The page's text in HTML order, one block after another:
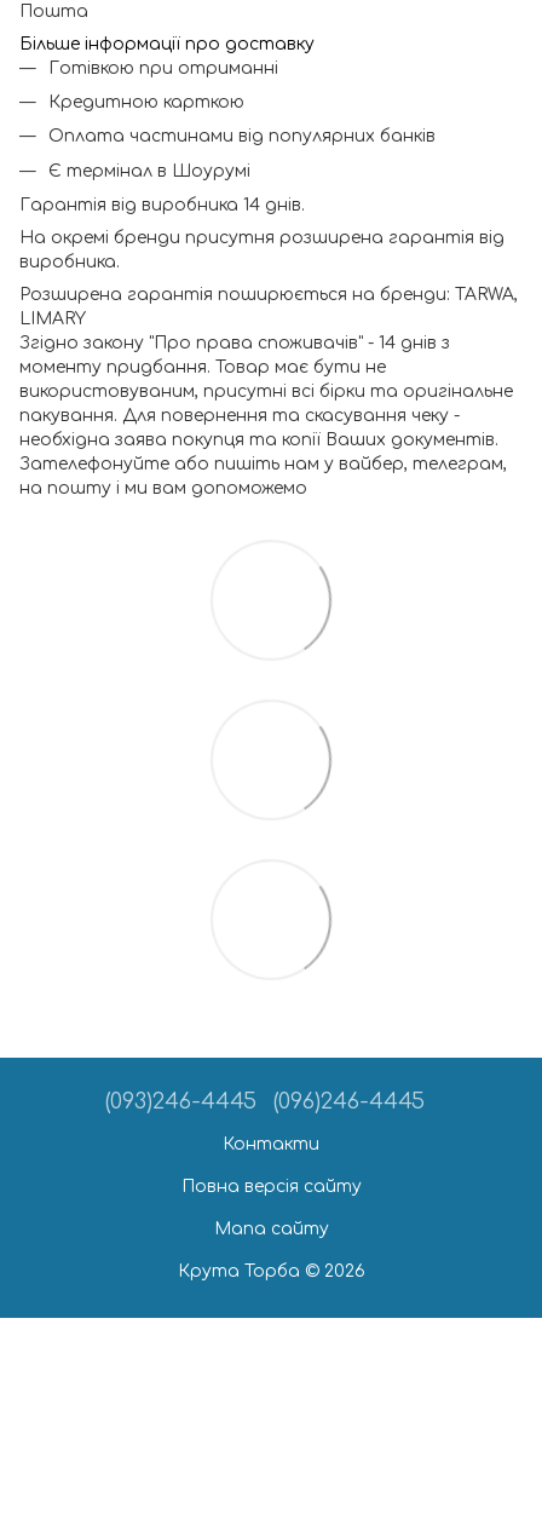
Пошта
Більше інформації про доставку
Готівкою при отриманні
Кредитною карткою
Оплата частинами від популярних банків
Є термінал в Шоурумі
Гарантія від виробника 14 днів.
На окремі бренди присутня розширена гарантія від
виробника.
Розширена гарантія поширюється на бренди: TARWA,
LIMARY
Згідно закону "Про права споживачів" - 14 днів з
моменту придбання. Товар має бути не
використовуваним, присутні всі бірки та оригінальне
пакування. Для повернення та скасування чеку -
необхідна заява покупця та копії Ваших документів.
Зателефонуйте або пишіть нам у вайбер, телеграм,
на пошту і ми вам допоможемо
(093)246-4445 (096)246-4445
Контакти
Повна версія сайту
Мапа сайту
Крута Торба © 2026